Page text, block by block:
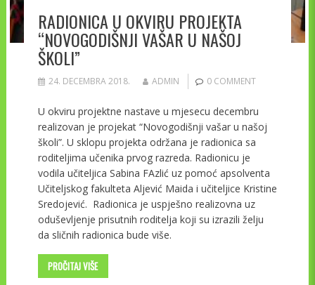
RADIONICA U OKVIRU PROJEKTA
“NOVOGODIŠNJI VAŠAR U NAŠOJ
ŠKOLI”
24. DECEMBRA 2018. ADMIN 0 COMMENT
U okviru projektne nastave u mjesecu decembru
realizovan je projekat “Novogodišnji vašar u našoj
školi”. U sklopu projekta održana je radionica sa
roditeljima učenika prvog razreda. Radionicu je
vodila učiteljica Sabina FAzlić uz pomoć apsolventa
Učiteljskog fakulteta Aljević Maida i učiteljice Kristine
Sredojević. Radionica je uspješno realizovna uz
oduševljenje prisutnih roditelja koji su izrazili želju
da sličnih radionica bude više.
PROČITAJ VIŠE